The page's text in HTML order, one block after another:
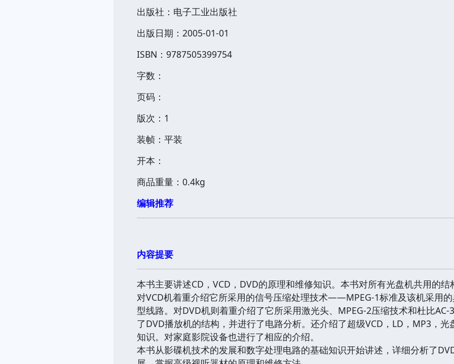
出版社：电子工业出版社
出版日期：2005-01-01
ISBN：9787505399754
字数：
页码：
版次：1
装帧：平装
开本：
商品重量：0.4kg
编辑推荐
内容提要
本书主要讲述CD，VCD，DVD的原理和维修知识。本书对所有光盘机共用的
对VCD机着重介绍它所采用的信号压缩处理技术——MPEG-1标准及该机采用
型线路。对DVD机则着重介绍了它所采用激光头、MPEG-2压缩技术和杜比
了DVD播放机的结构，并进行了电路分析。还介绍了超级VCD，LD，MP3，
知识。对家庭影院设备也进行了相应的介绍。
本书从影碟机技术的发展和数字处理电路的基础知识开始讲述，详细分析了